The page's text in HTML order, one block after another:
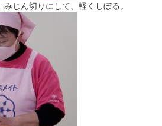
じん切りにして、軽くしぼる。